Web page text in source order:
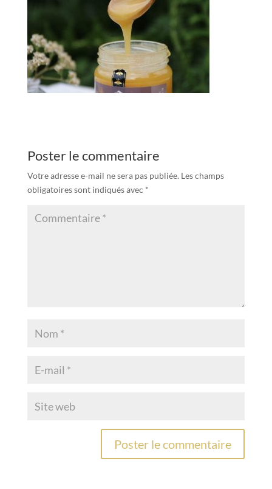
Poster le commentaire
Votre adresse e-mail ne sera pas publiée. Les champs
obligatoires sont indiqués avec *